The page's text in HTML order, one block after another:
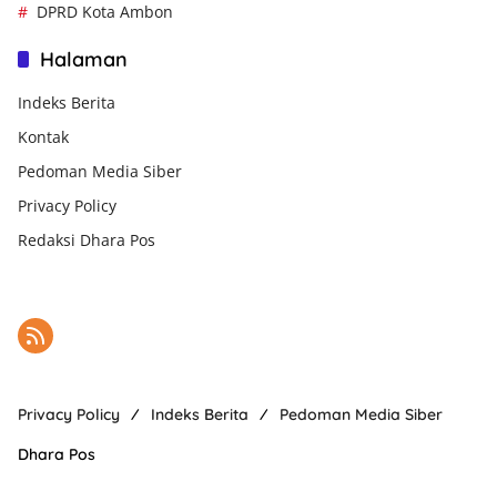
DPRD Kota Ambon
Halaman
Indeks Berita
Kontak
Pedoman Media Siber
Privacy Policy
Redaksi Dhara Pos
Privacy Policy Indeks Berita
Pedoman Media Siber
Dhara Pos